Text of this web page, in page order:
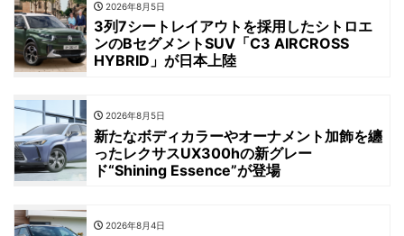
2026年8月5日
3列7シートレイアウトを採用したシトロエ
ンのBセグメントSUV「C3 AIRCROSS
HYBRID」が日本上陸
2026年8月5日
新たなボディカラーやオーナメント加飾を纏
ったレクサスUX300hの新グレー
ド“Shining Essence”が登場
2026年8月4日